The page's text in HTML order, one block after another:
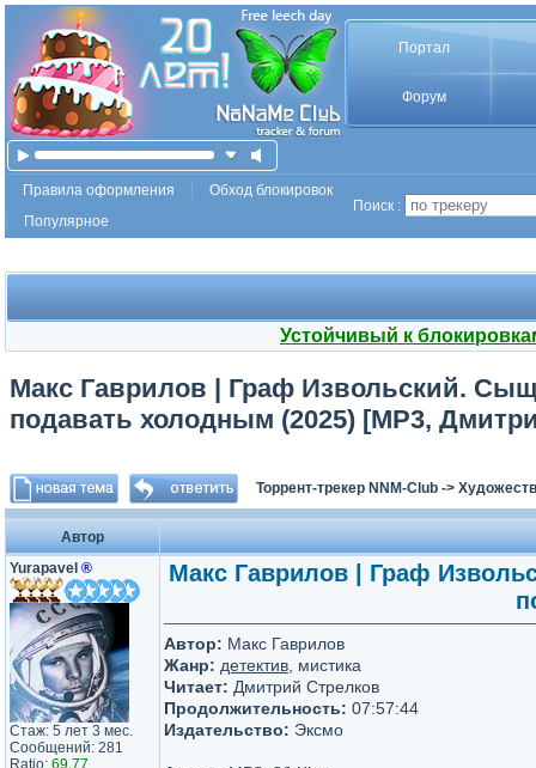
Портал
Форум
Правила оформления
Обход блокировок
Популярное
Поиск :
Устойчивый к
Макс Гаврилов | Граф Извольский.
подавать холодным (2025) [MP3,
Торрент-трекер NNM-Club ->
Автор
Yurapavel ®
Стаж: 5 лет 3 мес.
Сообщений: 281
Ratio: 69.77
Макс Гаврилов | Граф
Автор: Макс Гаврилов
Жанр: детектив , мистика
Читает: Дмитрий Стрелков
Продолжительность: 07:57:44
Издательство: Эксмо